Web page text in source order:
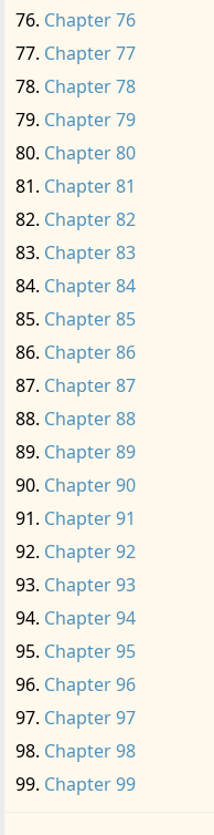
Chapter 76
Chapter 77
Chapter 78
Chapter 79
Chapter 80
Chapter 81
Chapter 82
Chapter 83
Chapter 84
Chapter 85
Chapter 86
Chapter 87
Chapter 88
Chapter 89
Chapter 90
Chapter 91
Chapter 92
Chapter 93
Chapter 94
Chapter 95
Chapter 96
Chapter 97
Chapter 98
Chapter 99